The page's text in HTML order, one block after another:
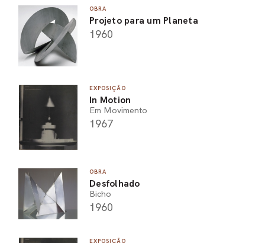
OBRA
Projeto para um Planeta
1960
EXPOSIÇÃO
In Motion
Em Movimento
1967
OBRA
Desfolhado
Bicho
1960
EXPOSIÇÃO